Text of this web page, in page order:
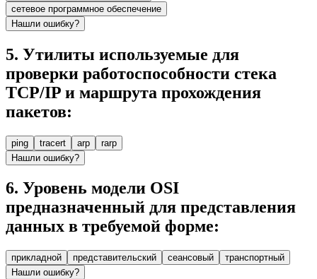
сетевое программное обеспечение
Нашли ошибку?
5. Утилиты используемые для
проверки работоспособности стека
TCP/IP и маршрута прохождения
пакетов:
ping tracert arp
rarp
Нашли ошибку?
6. Уровень модели OSI
предназначенный для представления
данных в требуемой форме:
прикладной представительский сеансовый
транспортный
Нашли ошибку?